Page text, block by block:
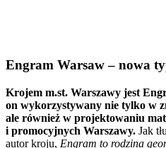
Engram Warsaw – nowa
Krojem m.st. Warszawy jest
on wykorzystywany nie tylko w
ale również w projektowaniu
i promocyjnych Warszawy. Jak
autor kroju, Engram to rodzina